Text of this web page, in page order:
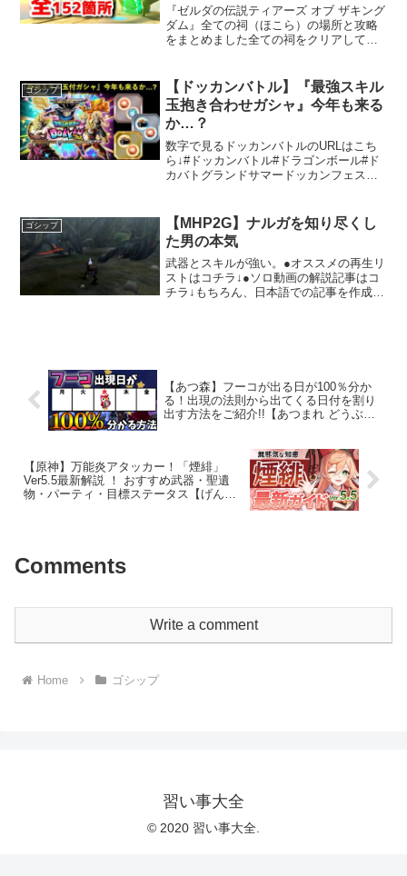
『ゼルダの伝説ティアーズ オブ ザキング
ダム』全ての祠（ほこら）の場所と攻略
をまとめました全ての祠をクリアしてか
場所と行き方→古びた地図の宝箱場所ま
とめ→ー動画目次...
ゴシップ
【ドッカンバトル】『最強スキル
玉抱き合わせガシャ』今年も来る
か…？
数字で見るドッカンバトルのURLはこち
ら↓#ドッカンバトル#ドラゴンボール#ド
カバトグランドサマードッカンフェスに
イントです。特に、6月に開催される「グ
ランドサマードッ...
ゴシップ
【MHP2G】ナルガを知り尽くし
た男の本気
武器とスキルが強い。●オススメの再生リ
ストはコチラ↓●ソロ動画の解説記事はコ
チラ↓もちろん、日本語での記事を作成い
【あつ森】フーコが出る日が100％分か
る！出現の法則から出てくる日付を割り
出す方法をご紹介!!【あつまれ どうぶつ
【原神】万能炎アタッカー！「煙緋」
Ver5.5最新解説 ！ おすすめ武器・聖遺
物・パーティ・目標ステータス【げんし
Comments
Write a comment
Home ゴシップ
習い事大全
© 2020 習い事大全.